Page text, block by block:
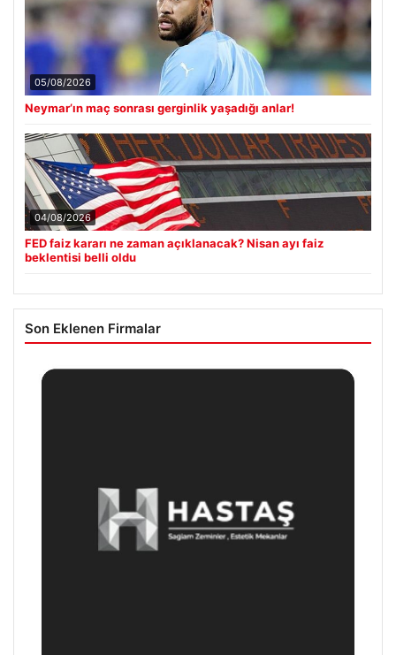
05/08/2026
Neymar’ın maç sonrası gerginlik yaşadığı anlar!
04/08/2026
FED faiz kararı ne zaman açıklanacak? Nisan ayı faiz
beklentisi belli oldu
Son Eklenen Firmalar